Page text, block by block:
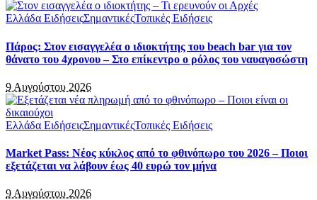
Ελλάδα ΕιδήσειςΣημαντικέςΤοπικές Ειδήσεις
Πάρος: Στον εισαγγελέα ο ιδιοκτήτης του beach bar για τον
θάνατο του 4χρονου – Στο επίκεντρο ο ρόλος του ναυαγοσώστη
9 Αυγούστου 2026
Ελλάδα ΕιδήσειςΣημαντικέςΤοπικές Ειδήσεις
Market Pass: Νέος κύκλος από το φθινόπωρο του 2026 – Ποιοι
εξετάζεται να λάβουν έως 40 ευρώ τον μήνα
9 Αυγούστου 2026